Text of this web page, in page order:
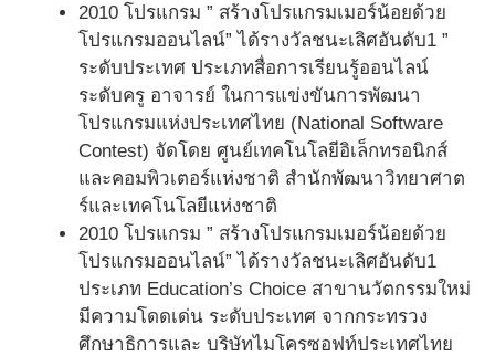
2010 โปรแกรม ” สร้างโปรแกรมเมอร์น้อยด้วย
โปรแกรมออนไลน์” ได้รางวัลชนะเลิศอันดับ1 ”
ระดับประเทศ ประเภทสื่อการเรียนรู้ออนไลน์
ระดับครู อาจารย์ ในการแข่งขันการพัฒนา
โปรแกรมแห่งประเทศไทย (National Software
Contest) จัดโดย ศูนย์เทคโนโลยีอิเล็กทรอนิกส์
และคอมพิวเตอร์แห่งชาติ สำนักพัฒนาวิทยาศาต
ร์และเทคโนโลยีแห่งชาติ
2010 โปรแกรม ” สร้างโปรแกรมเมอร์น้อยด้วย
โปรแกรมออนไลน์” ได้รางวัลชนะเลิศอันดับ1
ประเภท Education’s Choice สาขานวัตกรรมใหม่
มีความโดดเด่น ระดับประเทศ จากกระทรวง
ศึกษาธิการและ บริษัทไมโครซอฟท์ประเทศไทย